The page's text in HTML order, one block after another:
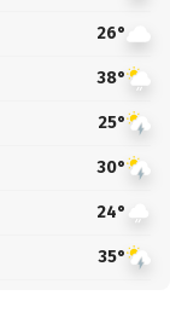
26°
38°
25°
30°
24°
35°